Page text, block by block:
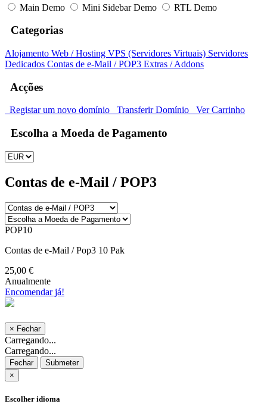
Main Demo Mini Sidebar Demo RTL Demo
Categorias
Alojamento Web / Hosting VPS (Servidores Virtuais) Servidores
Dedicados Contas de e-Mail / POP3 Extras / Addons
Acções
Registar um novo domínio Transferir Domínio Ver Carrinho
Escolha a Moeda de Pagamento
Contas de e-Mail / POP3
POP10
Contas de e-Mail / Pop3 10 Pak
25,00 €
Anualmente
Encomendar já!
× Fechar
Carregando...
Carregando...
Fechar
Submeter
×
Escolher idioma